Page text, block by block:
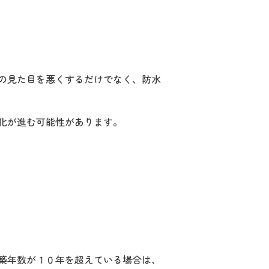
見た目を悪くするだけでなく、防水
進む可能性があります。
数が１０年を超えている場合は、